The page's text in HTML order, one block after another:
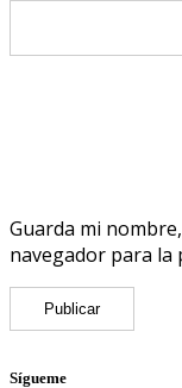
Guarda mi
navegador para la
Sígueme